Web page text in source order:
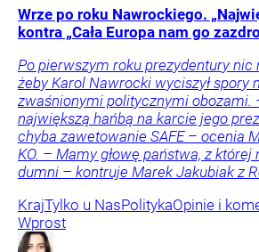
Wrze po roku Nawrockiego.
kontra „Cała Europa nam go
Po pierwszym roku prezydentury nic
żeby Karol Nawrocki wyciszył spory
zwaśnionymi politycznymi obozami.
największą hańbą na karcie jego
chyba zawetowanie SAFE – ocenia
KO. – Mamy głowę państwa, z której
dumni – kontruje Marek Jakubiak z
KrajTylko u NasPolitykaOpinie i
Wprost